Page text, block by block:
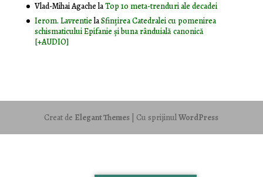
Vlad-Mihai AgachelaTop 10 meta-trenduri ale decadei
Ierom. LavrentielaSfințirea Catedralei cu pomenirea
schismaticului Epifanie și buna rânduială canonică
[+AUDIO]
Creat de Elegant Themes | Cu sprijinulWordPress